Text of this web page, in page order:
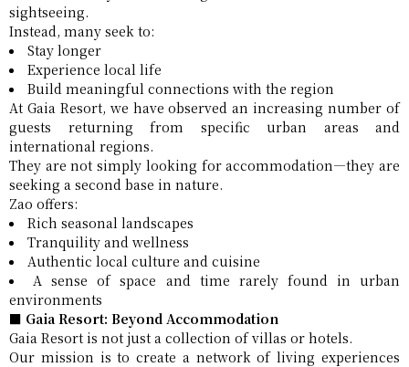
sightseeing.
Instead, many seek to:
Stay longer
Experience local life
Build meaningful connections with the region
At Gaia Resort, we have observed an increasing number of
guests returning from specific urban areas and
international regions.
They are not simply looking for accommodation—they are
seeking a second base in nature.
Zao offers:
Rich seasonal landscapes
Tranquility and wellness
Authentic local culture and cuisine
A sense of space and time rarely found in urban
environments
■ Gaia Resort: Beyond Accommodation
Gaia Resort is not just a collection of villas or hotels.
Our mission is to create a network of living experiences